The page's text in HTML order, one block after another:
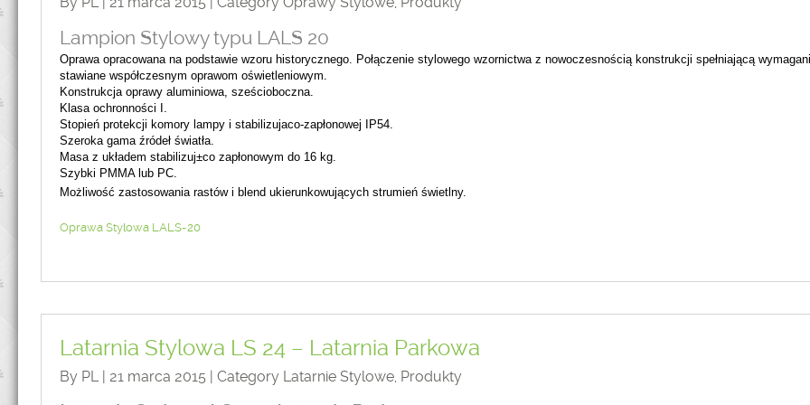
Lampion Stylowy typu LALS 20
Oprawa opracowana na podstawie wzoru historycznego. Połączenie stylowego wzornictwa z nowoczesnością konstrukcji spełniającą
stawiane współczesnym oprawom oświetleniowym.
Konstrukcja oprawy aluminiowa, sześcioboczna.
Klasa ochronności I.
Stopień protekcji komory lampy i stabilizujaco-zapłonowej IP54.
Szeroka gama źródeł światła.
Masa z układem stabilizuj±co zapłonowym do 16 kg.
Szybki PMMA lub PC.
Możliwość zastosowania rastów i blend ukierunkowujących strumień świetlny.
Oprawa Stylowa LALS-20
Latarnia Stylowa LS 24 – Latarnia Parkowa
By PL | 21 marca 2015 | Category Latarnie Stylowe, Produkty